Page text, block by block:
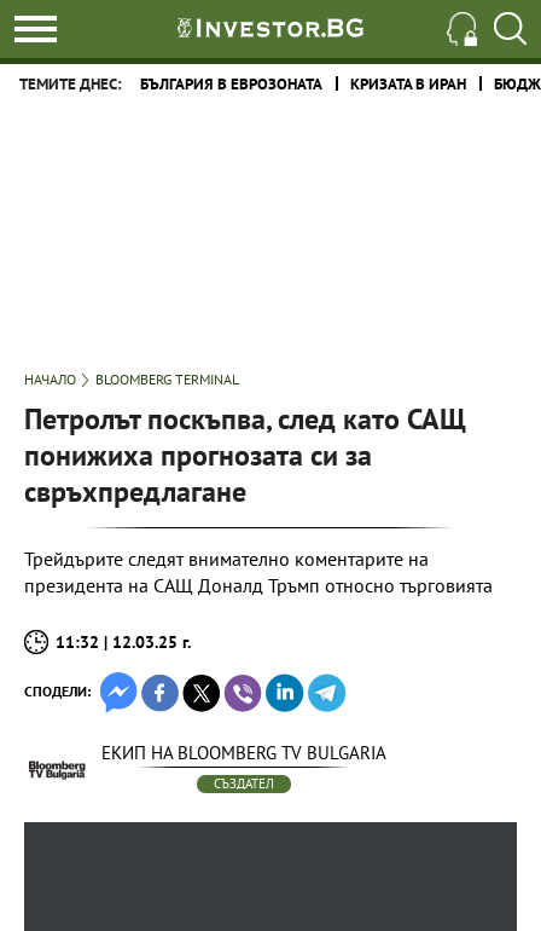
ТЕМИТЕ ДНЕС: БЪЛГАРИЯ В ЕВРОЗОНАТА КРИЗАТА В ИРАН
НАЧАЛО BLOOMBERG TERMINAL
Петролът поскъпва, след като САЩ
понижиха прогнозата си за
свръхпредлагане
Трейдърите следят внимателно коментарите на
президента на САЩ Доналд Тръмп относно търговията
11:32 | 12.03.25 г.
СПОДЕЛИ:
ЕКИП НА BLOOMBERG TV BULGARIA
СЪЗДАТЕЛ